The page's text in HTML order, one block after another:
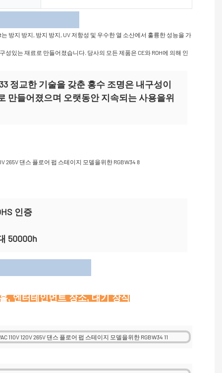
방지 방지, 방지 방지, UV 저항성 및 우수한 열 소산에서 훌륭한 성능을 가
있는 재료로 만들어졌습니다. 당사의 모든 제품은 CE와 ROH에 의해 인
정교한 기술을 갖춘 홍수 조명은 내구성이
만들어졌으며 오랫동안 지속되는 사용을위
인증
50000h